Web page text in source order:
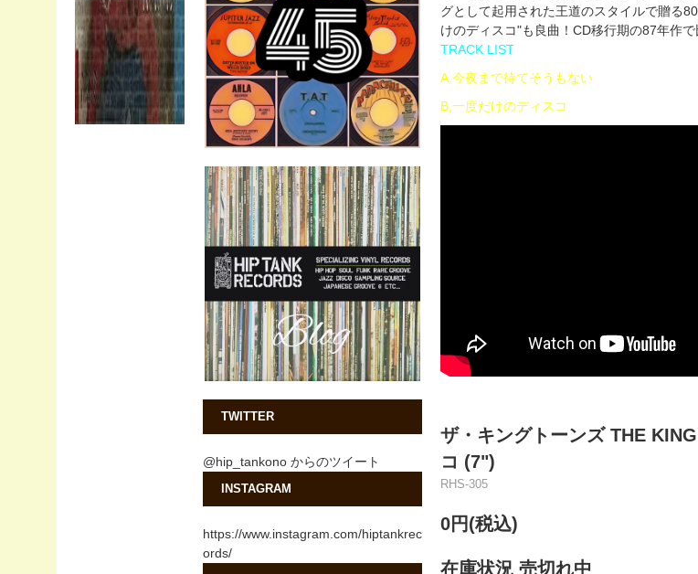
グとして起用された王道のスタイルで贈る
けのディスコ"も良曲！CD移行期の87年作
TRACK LIST
A,今夜まで待てそうもない
B,一度だけのディスコ
ザ・キングトーンズ THE
コ (7")
RHS-305
0円(税込)
在庫状況 売切れ中
TWITTER
@hip_tankono からのツイート
INSTAGRAM
https://www.instagram.com/hiptankrec
ords/